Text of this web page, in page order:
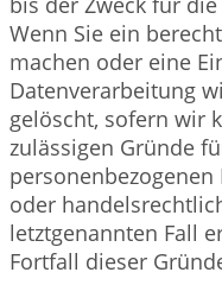
Wenn Sie ein
machen oder eine
Datenverarbeitung
gelöscht, sofern wir
zulässigen Gründe
personenbezogenen
oder
letztgenannten Fall
Fortfall dieser